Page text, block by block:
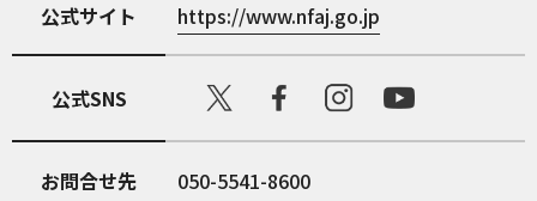
公式サイト https://www.nfaj.go.jp
公式SNS
お問合せ先 050-5541-8600